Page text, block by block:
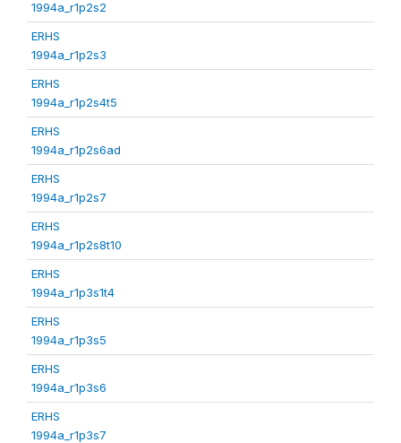
1994a_r1p2s2
ERHS
1994a_r1p2s3
ERHS
1994a_r1p2s4t5
ERHS
1994a_r1p2s6ad
ERHS
1994a_r1p2s7
ERHS
1994a_r1p2s8t10
ERHS
1994a_r1p3s1t4
ERHS
1994a_r1p3s5
ERHS
1994a_r1p3s6
ERHS
1994a_r1p3s7